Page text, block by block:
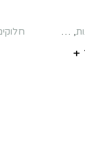
, מארזים לכלה
+